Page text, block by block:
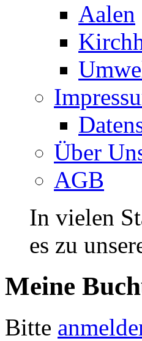
Aalen
Über
AGB
In vielen
es zu
Meine
Bitte